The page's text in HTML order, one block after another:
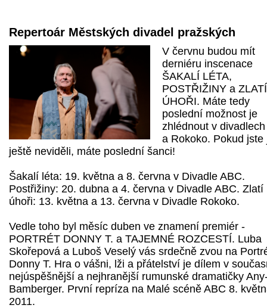
Repertoár Městských divadel pražských
V červnu budou mít
derniéru inscenace
ŠAKALÍ LÉTA,
POSTŘIŽINY a ZLATÍ
ÚHOŘI. Máte tedy
poslední možnost je
zhlédnout v
a Rokoko. Pokud jste
ještě neviděli, máte poslední šanci!
Šakalí léta: 19. května a 8. června v Divadle ABC.
Postřižiny: 20. dubna a 4. června v Divadle ABC. Zlatí
úhoři: 13. května a 13. června v Divadle Rokoko.
Vedle toho byl měsíc duben ve znamení premiér -
PORTRÉT DONNY T. a TAJEMNÉ ROZCESTÍ. Luba
Skořepová a Luboš Veselý vás srdečně zvou na
Donny T. Hra o vášni, lži a přátelství je dílem v
nejúspěšnější a nejhranější rumunské dramatičky
Bamberger. První repríza na Malé scéně ABC 8.
2011.